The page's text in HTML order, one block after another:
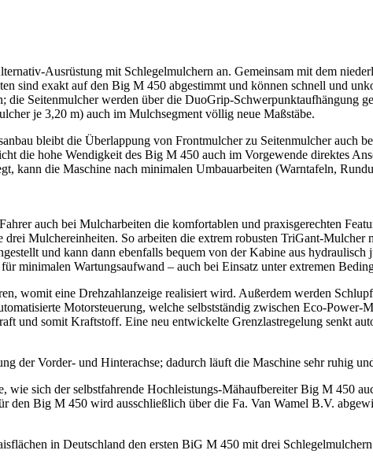
Ausrüstung mit Schlegelmulchern an. Gemeinsam mit dem
sind exakt auf den Big M 450 abgestimmt und können schnell und
Seitenmulcher werden über die DuoGrip-Schwerpunktaufhängung
je 3,20 m) auch im Mulchsegment völlig neue Maßstäbe.
bleibt die Überlappung von Frontmulcher zu Seitenmulcher auch
die hohe Wendigkeit des Big M 450 auch im Vorgewende direktes
kann die Maschine nach minimalen Umbauarbeiten (Warntafeln,
auch bei Mulcharbeiten die komfortablen und praxisgerechten
Mulchereinheiten. So arbeiten die extrem robusten TriGant-
und kann dann ebenfalls bequem von der Kabine aus
minimalen Wartungsaufwand – auch bei Einsatz unter extremen
womit eine Drehzahlanzeige realisiert wird. Außerdem werden
Motorsteuerung, welche selbstständig zwischen Eco-
und somit Kraftstoff. Eine neu entwickelte Grenzlastregelung senkt
der Vorder- und Hinterachse; dadurch läuft die Maschine sehr ruhig
sich der selbstfahrende Hochleistungs-Mähaufbereiter Big M 450
den Big M 450 wird ausschließlich über die Fa. Van Wamel B.V.
in Deutschland den ersten BiG M 450 mit drei